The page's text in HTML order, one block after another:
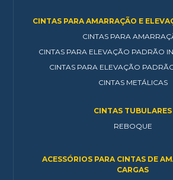
CINTAS PARA AMARRAÇÃO E
CINTAS PARA
CINTAS PARA ELEVAÇÃO PADRÃO
CINTAS PARA ELEVAÇÃO
CINTAS METÁLICAS
CINTAS TUBULARES
REBOQUE
ACESSÓRIOS PARA CINTAS DE
CARGAS